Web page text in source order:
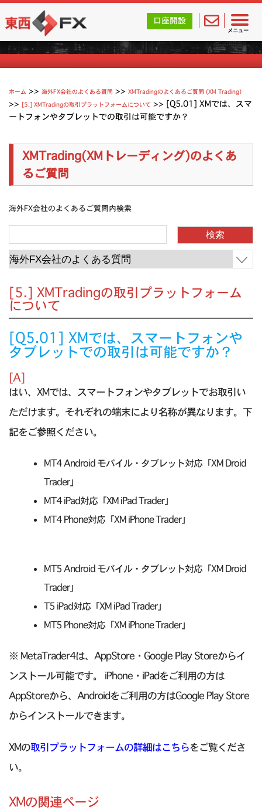
メニュー
東西FX｜海外FX会社（ブローカー）の無料口座開設サポ
口座開設
XMTradingのよくあるご質問
ホーム >>海外FX会社のよくある質問 >>XMTradingのよくあるご質問 (XM Trading）
>> [5.] XMTradingの取引プラットフォームについて >> [Q5.01] XMでは、スマ
ートフォンやタブレットでの取引は可能ですか？
XMTrading(XMトレーディング)のよくあ
るご質問
海外FX会社のよくあるご質問内検索
[5.] XMTradingの取引プラットフォーム
について
[Q5.01] XMでは、スマートフォンや
タブレットでの取引は可能ですか？
[A]
はい、XMでは、スマートフォンやタブレットでお取引い
ただけます。それぞれの端末により名称が異なります。下
記をご参照ください。
MT4 Android モバイル・タブレット対応「XM Droid
Trader」
MT4 iPad対応「XM iPad Trader」
MT4 Phone対応「XM iPhone Trader」
MT5 Android モバイル・タブレット対応「XM Droid
Trader」
T5 iPad対応「XM iPad Trader」
MT5 Phone対応「XM iPhone Trader」
※ MetaTrader4は、AppStore・Google Play Storeからイ
ンストール可能です。 iPhone・iPadをご利用の方は
AppStoreから、Androidをご利用の方はGoogle Play Store
からインストールできます。
XMの取引プラットフォームの詳細はこちらをご覧くださ
い。
XMの関連ページ